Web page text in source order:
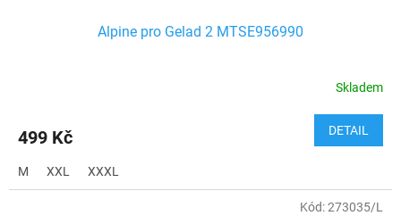
Alpine pro Gelad 2 MTSE956990
Skladem
499 Kč DETAIL
M XXL XXXL
Kód:273035/L